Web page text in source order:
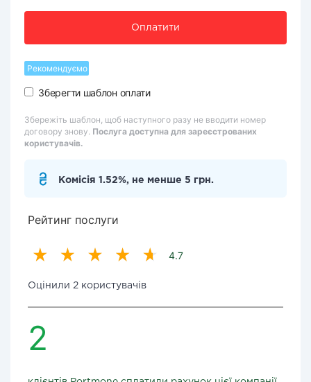
Оплатити
Рекомендуємо
Зберегти шаблон оплати
Збережіть шаблон, щоб наступного разу не вводити номер
договору знову. Послуга доступна для зареєстрованих
користувачів.
Комісія 1.52%, не менше 5 грн.
Рейтинг послуги
4.7
Оцінили 2 користувачів
2